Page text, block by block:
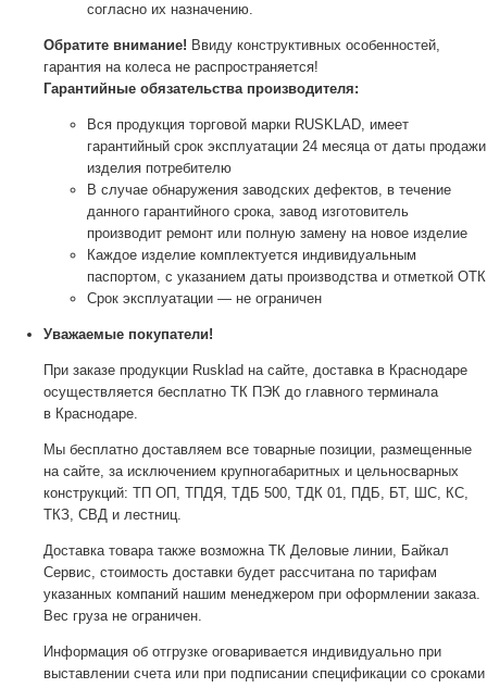
согласно их назначению.
Обратите внимание! Ввиду конструктивных особенностей,
гарантия на колеса не распространяется!
Гарантийные обязательства производителя:
Вся продукция торговой марки RUSKLAD, имеет
гарантийный срок эксплуатации 24 месяца от даты продажи
изделия потребителю
В случае обнаружения заводских дефектов, в течение
данного гарантийного срока, завод изготовитель
производит ремонт или полную замену на новое изделие
Каждое изделие комплектуется индивидуальным
паспортом, с указанием даты производства и отметкой ОТК
Срок эксплуатации — не ограничен
Уважаемые покупатели!
При заказе продукции Rusklad на сайте, доставка в Краснодаре
осуществляется бесплатно ТК ПЭК до главного терминала
в Краснодаре.
Мы бесплатно доставляем все товарные позиции, размещенные
на сайте, за исключением крупногабаритных и цельносварных
конструкций: ТП ОП, ТПДЯ, ТДБ 500, ТДК 01, ПДБ, БТ, ШС, КС,
ТКЗ, СВД и лестниц.
Доставка товара также возможна ТК Деловые линии, Байкал
Сервис, стоимость доставки будет рассчитана по тарифам
указанных компаний нашим менеджером при оформлении заказа.
Вес груза не ограничен.
Информация об отгрузке оговаривается индивидуально при
выставлении счета или при подписании спецификации со сроками